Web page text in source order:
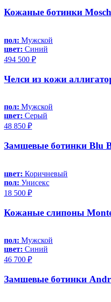
Кожаные ботинки
пол: Мужской
цвет: Синий
494 500 ₽
Челси из кожи
пол: Мужской
цвет: Серый
48 850 ₽
Замшевые ботинки Blu
цвет: Коричневый
пол: Унисекс
18 500 ₽
Кожаные слипоны
пол: Мужской
цвет: Синий
46 700 ₽
Замшевые ботинки